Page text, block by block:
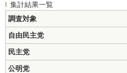
集計結果一覧
調査対象
自由民主党
民主党
公明党